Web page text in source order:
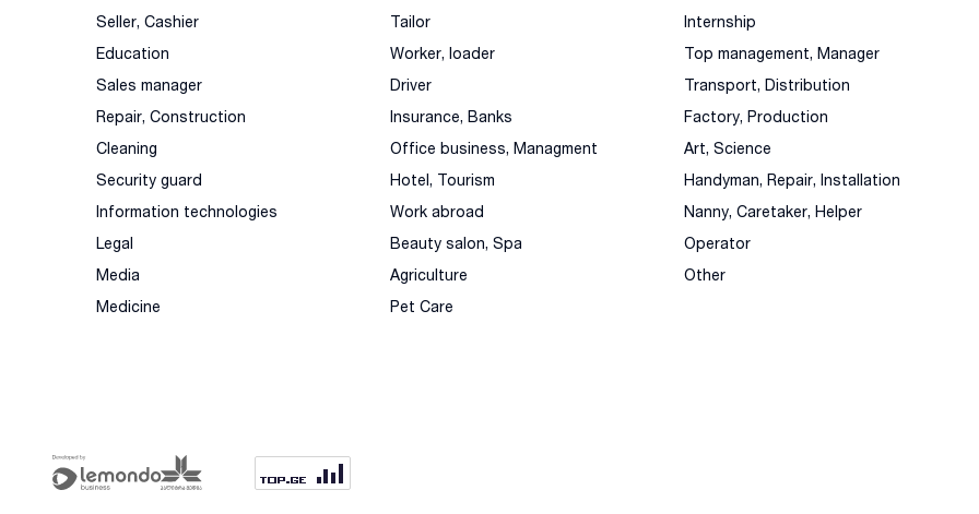
Seller, Cashier
Education
Sales manager
Repair, Construction
Cleaning
Security guard
Information technologies
Legal
Media
Medicine
Tailor
Worker, loader
Driver
Insurance, Banks
Office business, Managment
Hotel, Tourism
Work abroad
Beauty salon, Spa
Agriculture
Pet Care
Internship
Top management, Manager
Transport, Distribution
Factory, Production
Art, Science
Handyman, Repair, Installation
Nanny, Caretaker, Helper
Operator
Other